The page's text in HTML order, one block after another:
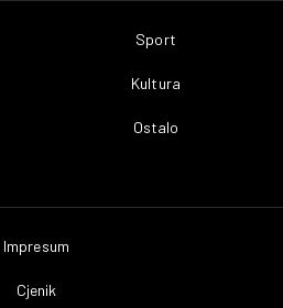
Sport
Kultura
Ostalo
Impresum
Cjenik